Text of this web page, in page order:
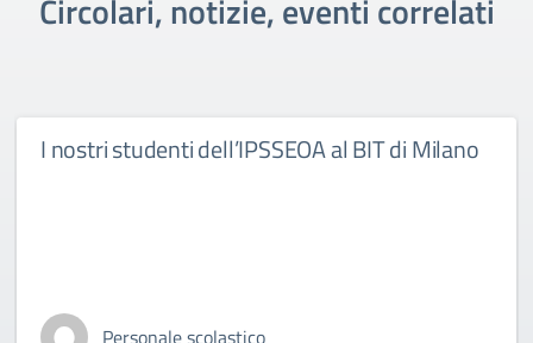
Circolari, notizie, eventi correlati
I nostri studenti dell’IPSSEOA al BIT di Milano
Personale scolastico